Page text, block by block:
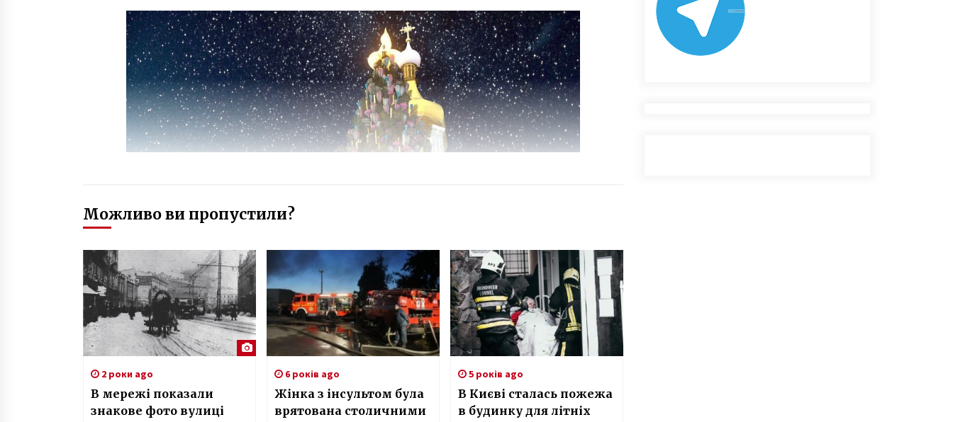
Можливо ви пропустили?
2 роки ago
В мережі показали
знакове фото вулиці
6 років ago
Жінка з інсультом була
врятована столичними
5 років ago
В Києві сталась пожежа
в будинку для літніх